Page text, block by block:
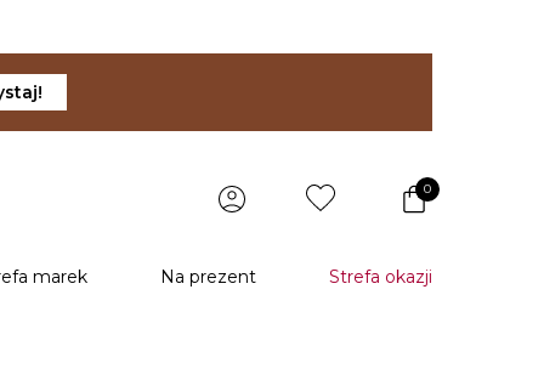
0
marek Na prezent Strefa okazji